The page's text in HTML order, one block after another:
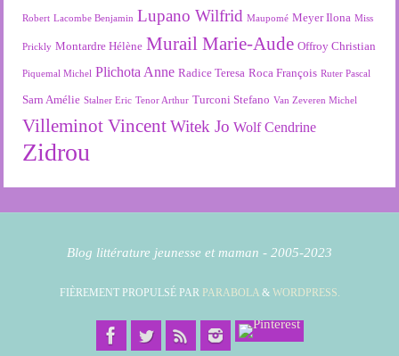
Robert Lacombe Benjamin Lupano Wilfrid Maupomé Meyer Ilona Miss
Prickly Montardre Hélène Murail Marie-Aude Offroy Christian
Piquemal Michel Plichota Anne Radice Teresa Roca François Ruter Pascal
Sarn Amélie Stalner Eric Tenor Arthur Turconi Stefano Van Zeveren Michel
Villeminot Vincent Witek Jo Wolf Cendrine
Zidrou
Blog littérature jeunesse et maman - 2005-2023
FIÈREMENT PROPULSÉ PAR PARABOLA& WORDPRESS.